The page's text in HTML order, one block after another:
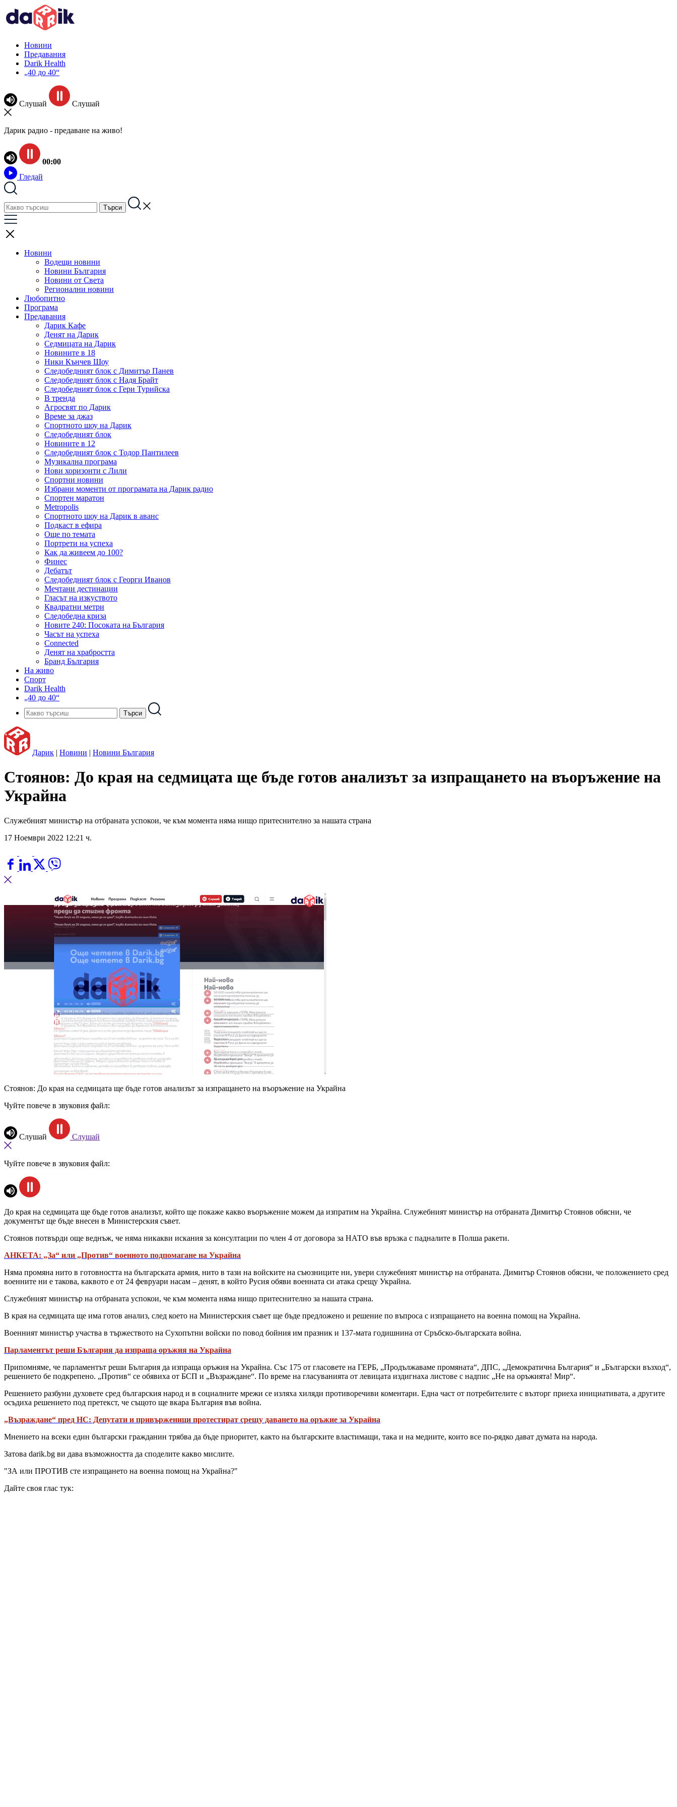
Новини
Предавания
Darik Health
„40 до 40“
Слушай Слушай
Дарик радио - предаване на живо!
00:00
Гледай
Новини
Водещи новини
Новини България
Новини от Света
Регионални новини
Любопитно
Програма
Предавания
Дарик Кафе
Денят на Дарик
Седмицата на Дарик
Новините в 18
Ники Кънчев Шоу
Следобедният блок с Димитър Панев
Следобедният блок с Надя Брайт
Следобедният блок с Гери Турийска
В тренда
Агросвят по Дарик
Време за джаз
Спортното шоу на Дарик
Следобедният блок
Новините в 12
Следобедният блок с Тодор Пантилеев
Музикална програма
Нови хоризонти с Лили
Спортни новини
Избрани моменти от програмата на Дарик радио
Спортен маратон
Metropolis
Спортното шоу на Дарик в аванс
Подкаст в ефира
Още по темата
Портрети на успеха
Как да живеем до 100?
Финес
Дебатът
Следобедният блок с Георги Иванов
Мечтани дестинации
Гласът на изкуството
Квадратни метри
Следобедна криза
Новите 240: Посоката на България
Часът на успеха
Connected
Денят на храбростта
Бранд България
На живо
Спорт
Darik Health
„40 до 40“
Дарик | Новини | Новини България
Стоянов: До края на седмицата ще бъде готов анализът за изпращането на въоръжение на
Украйна
Служебният министър на отбраната успокои, че към момента няма нищо притеснително за нашата страна
17 Ноември 2022 12:21 ч.
Стоянов: До края на седмицата ще бъде готов анализът за изпращането на въоръжение на Украйна
Чуйте повече в звуковия файл:
Слушай Слушай
Чуйте повече в звуковия файл:
До края на седмицата ще бъде готов анализът, който ще покаже какво въоръжение можем да изпратим на Украйна. Служебният министър на отбраната Димитър Стоянов обясни, че
документът ще бъде внесен в Министерския съвет.
Стоянов потвърди още веднъж, че няма никакви искания за консултации по член 4 от договора за НАТО във връзка с падналите в Полша ракети.
АНКЕТА: „За“ или „Против“ военното подпомагане на Украйна
Няма промяна нито в готовността на българската армия, нито в тази на войските на съюзниците ни, увери служебният министър на отбраната. Димитър Стоянов обясни, че положението сред
военните ни е такова, каквото е от 24 февруари насам – денят, в който Русия обяви военната си атака срещу Украйна.
Служебният министър на отбраната успокои, че към момента няма нищо притеснително за нашата страна.
В края на седмицата ще има готов анализ, след което на Министерския съвет ще бъде предложено и решение по въпроса с изпращането на военна помощ на Украйна.
Военният министър участва в тържеството на Сухопътни войски по повод бойния им празник и 137-мата годишнина от Сръбско-българската война.
Парламентът реши България да изпраща оръжия на Украйна
Припомняме, че парламентът реши България да изпраща оръжия на Украйна. Със 175 от гласовете на ГЕРБ, „Продължаваме промяната“, ДПС, „Демократична България“ и „Български възход“,
решението бе подкрепено. „Против“ се обявиха от БСП и „Възраждане“. По време на гласуванията от левицата издигнаха листове с надпис „Не на оръжията! Мир“.
Решението разбуни духовете сред българския народ и в социалните мрежи се изляха хиляди противоречиви коментари. Една част от потребителите с възторг приеха инициативата, а другите
осъдиха решението под претекст, че същото ще вкара България във война.
„Възраждане“ пред НС: Депутати и привърженици протестират срещу даването на оръжие за Украйна
Мнението на всеки един български гражданин трябва да бъде приоритет, както на българските властимащи, така и на медиите, които все по-рядко дават думата на народа.
Затова darik.bg ви дава възможността да споделите какво мислите.
"ЗА или ПРОТИВ сте изпращането на военна помощ на Украйна?"
Дайте своя глас тук: